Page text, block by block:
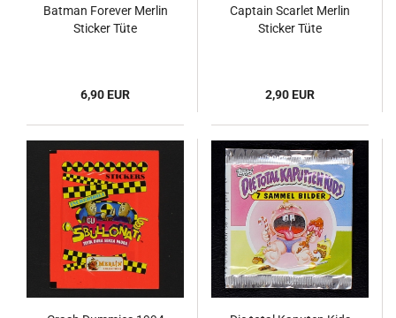
Batman Forever Merlin
Sticker Tüte
6,90 EUR
Captain Scarlet Merlin
Sticker Tüte
2,90 EUR